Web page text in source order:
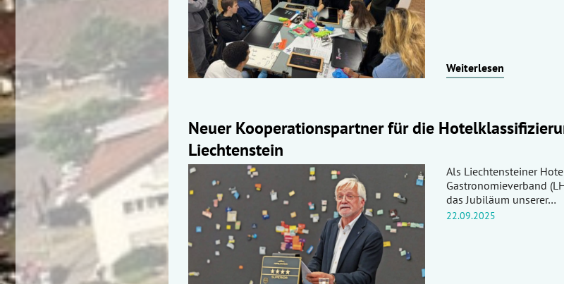
Weiterlesen
Neuer Kooperationspartner für die
Liechtenstein
Als Liechtensteiner
Gastronomieverband
das Jubiläum unserer…
22.09.2025